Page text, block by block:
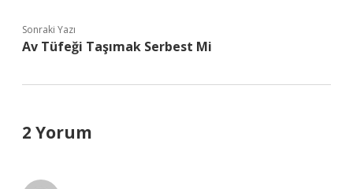
Sonraki Yazı
Av Tüfeği Taşımak Serbest Mi
2 Yorum